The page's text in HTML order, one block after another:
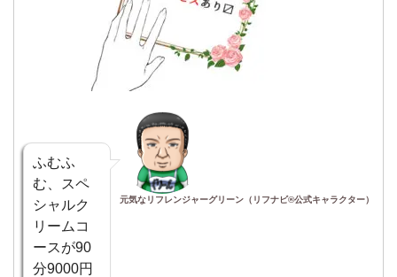
ふむふ
む、スペ
シャルク
リームコ
ースが90
分9000円
元気なリフレンジャーグリーン（リフナビ®公式キャラクター）